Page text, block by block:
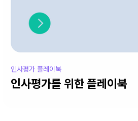
인사평가 플레이북
인사평가를 위한 플레이북